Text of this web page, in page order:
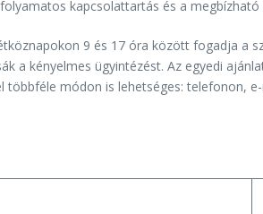
kapcsolattartás és a
9 és 17 óra között fogadja a
a kényelmes ügyintézést. Az egyedi
többféle módon is lehetséges: telefonon,